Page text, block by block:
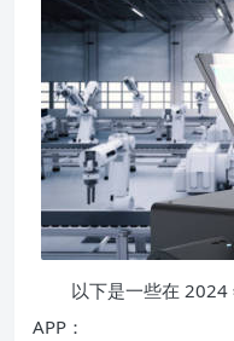
以下是一些在
APP：